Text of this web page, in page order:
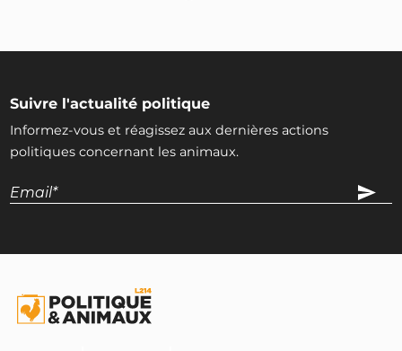
Suivre l'actualité politique
Informez-vous et réagissez aux dernières actions
politiques concernant les animaux.